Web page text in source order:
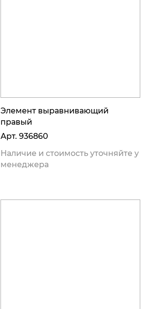
Элемент выравнивающий
правый
Арт. 936860
Наличие и стоимость уточняйте у
менеджера